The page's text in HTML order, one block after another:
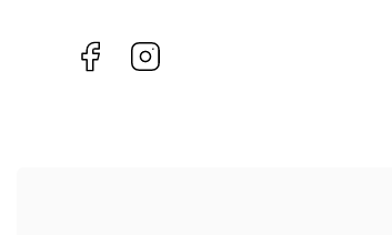
Facebook